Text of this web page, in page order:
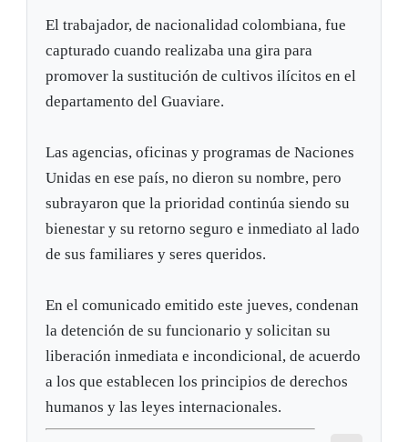
El trabajador, de nacionalidad colombiana, fue
capturado cuando realizaba una gira para
promover la sustitución de cultivos ilícitos en el
departamento del Guaviare.
Las agencias, oficinas y programas de Naciones
Unidas en ese país, no dieron su nombre, pero
subrayaron que la prioridad continúa siendo su
bienestar y su retorno seguro e inmediato al lado
de sus familiares y seres queridos.
En el comunicado emitido este jueves, condenan
la detención de su funcionario y solicitan su
liberación inmediata e incondicional, de acuerdo
a los que establecen los principios de derechos
humanos y las leyes internacionales.